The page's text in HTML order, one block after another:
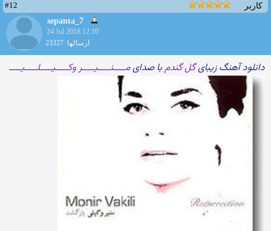
کاربر
#12
sepanta_7
24 Jul 2018 12:10
ارسالها: 23327
دانلود آهنگ زیبایگل گندمبا صدایمـــــنـــــیـــــر وکـــــیـــــلـــــیـــــ